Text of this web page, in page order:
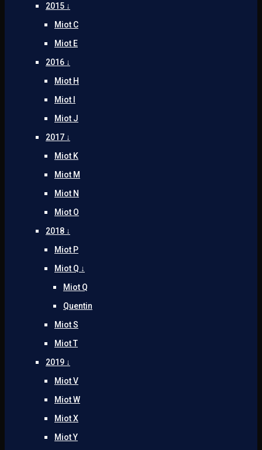
2015 ↓
Miot C
Miot E
2016 ↓
Miot H
Miot I
Miot J
2017 ↓
Miot K
Miot M
Miot N
Miot O
2018 ↓
Miot P
Miot Q ↓
Miot Q
Quentin
Miot S
Miot T
2019 ↓
Miot V
Miot W
Miot X
Miot Y